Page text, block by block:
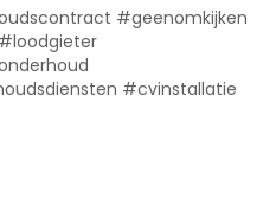
#geenomkijken
#cvinstallatie